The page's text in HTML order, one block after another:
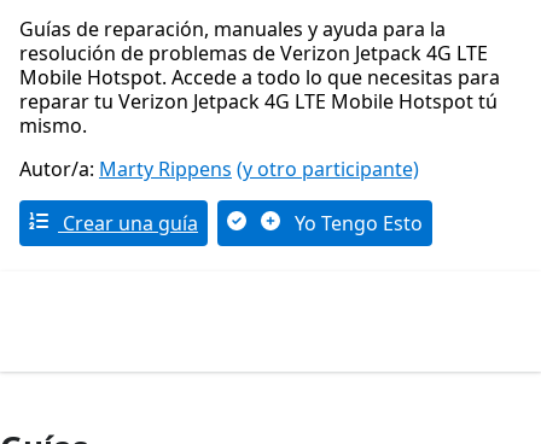
Guías de reparación, manuales y ayuda para la
resolución de problemas de Verizon Jetpack 4G LTE
Mobile Hotspot. Accede a todo lo que necesitas para
reparar tu Verizon Jetpack 4G LTE Mobile Hotspot tú
mismo.
Autor/a: Marty Rippens (y otro participante)
Crear una guía Yo Tengo Esto